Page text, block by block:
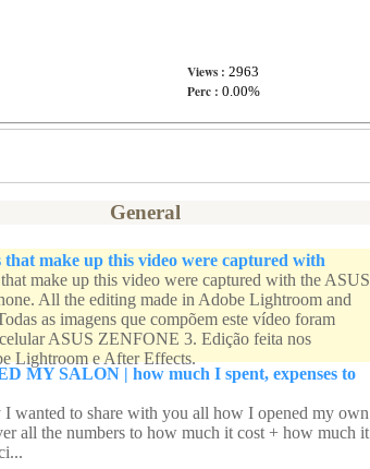
Views :2963
Perc :0.00%
General
that make up this video were captured with
make up this video were captured with the ASUS
All the editing made in Adobe Lightroom and
as imagens que compõem este vídeo foram
ASUS ZENFONE 3. Edição feita nos
Lightroom e After Effects.
MY SALON | how much I spent, expenses to
wanted to share with you all how I opened my own
all the numbers to how much it cost + how much it